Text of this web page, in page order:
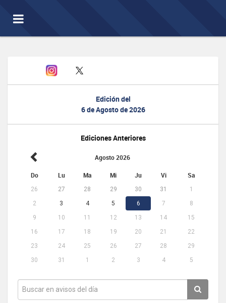
Toggle
navigation
Edición del
6 de Agosto de 2026
Ediciones Anteriores
Agosto 2026
Do Lu Ma Mi Ju Vi Sa
26 27 28 29 30 31
1
2
3 4 5 6 7
8
9
10 11 12 13 14
15
16
17 18 19 20 21
22
23
24 25 26 27 28
29
30
31 1 2 3 4 5